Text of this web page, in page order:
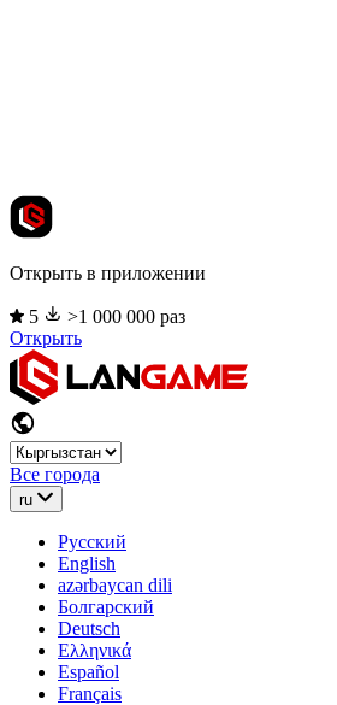
Открыть в приложении
5
>1 000 000 раз
Открыть
Все города
ru
Русский
English
azərbaycan dili
Болгарский
Deutsch
Ελληνικά
Español
Français